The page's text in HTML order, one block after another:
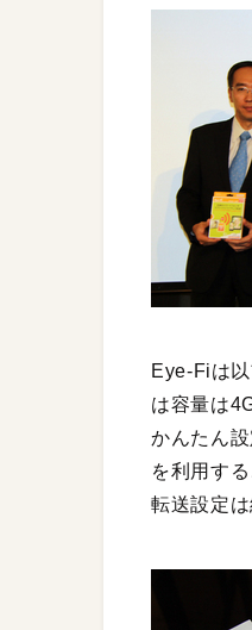
Eye-Fiは
は容量は
かんたん
を利用す
転送設定